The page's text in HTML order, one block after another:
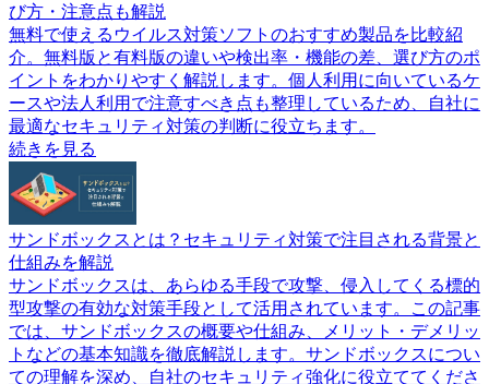
び方・注意点も解説
無料で使えるウイルス対策ソフトのおすすめ製品を比較紹
介。無料版と有料版の違いや検出率・機能の差、選び方のポ
イントをわかりやすく解説します。個人利用に向いているケ
ースや法人利用で注意すべき点も整理しているため、自社に
最適なセキュリティ対策の判断に役立ちます。
続きを見る
サンドボックスとは？セキュリティ対策で注目される背景と
仕組みを解説
サンドボックスは、あらゆる手段で攻撃、侵入してくる標的
型攻撃の有効な対策手段として活用されています。この記事
では、サンドボックスの概要や仕組み、メリット・デメリッ
トなどの基本知識を徹底解説します。サンドボックスについ
ての理解を深め、自社のセキュリティ強化に役立ててくださ